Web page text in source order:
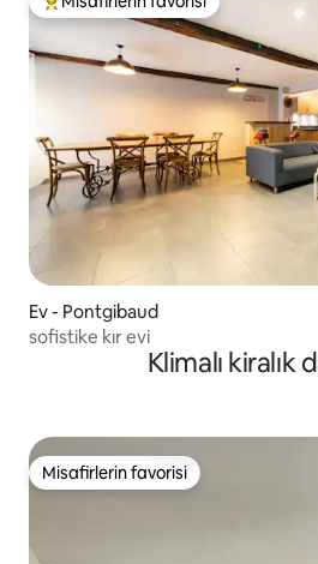
Misafirlerin favorilerinden en
Ev - Pontgibaud
sofistike kır evi
Klimalı kiralık
Misafirlerin favorisi
Misafirlerin favorisi